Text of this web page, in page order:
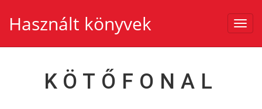
Használt könyvek
KÖTŐFONAL